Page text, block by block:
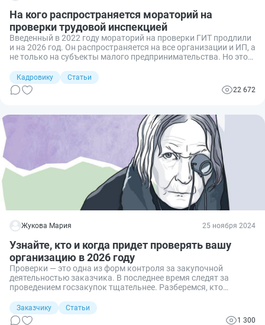
На кого распространяется мораторий на
проверки трудовой инспекцией
Введенный в 2022 году мораторий на проверки ГИТ продлили
и на 2026 год. Он распространяется на все организации и ИП, а
не только на субъекты малого предпринимательства. Но это
исключения. Чтобы выяснить, на кого распространяется
мораторий и какие есть исключения, — я изучила
законодательство.
Кадровику
Статьи
22 672
Жукова Мария 25 ноября 2024
Узнайте, кто и когда придет проверять вашу
организацию в 2026 году
Проверки — это одна из форм контроля за закупочной
деятельностью заказчика. В последнее время следят за
проведением госзакупок тщательнее. Разберемся, кто
проверка по 44-ФЗ вашей организации.
Заказчику
Статьи
1 300